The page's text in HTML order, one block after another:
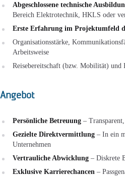
Abgeschlossene technische
Bereich Elektrotechnik, HKLS oder
Erste Erfahrung im Projektumfeld
Organisationsstärke,
Arbeitsweise
Reisebereitschaft (bzw. Mobilität) und
Angebot
Persönliche Betreuung– Transparent,
Gezielte Direktvermittlung– In ein
Unternehmen
Vertrauliche Abwicklung– Diskrete
Exklusive Karrierechancen –